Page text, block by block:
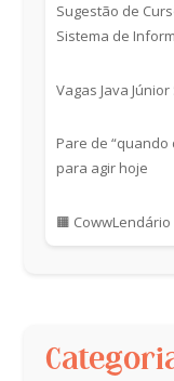
Sugestão de
Sistema de
Vagas Java Júnior
Pare de
para agir hoje
🟧 CowwLendário